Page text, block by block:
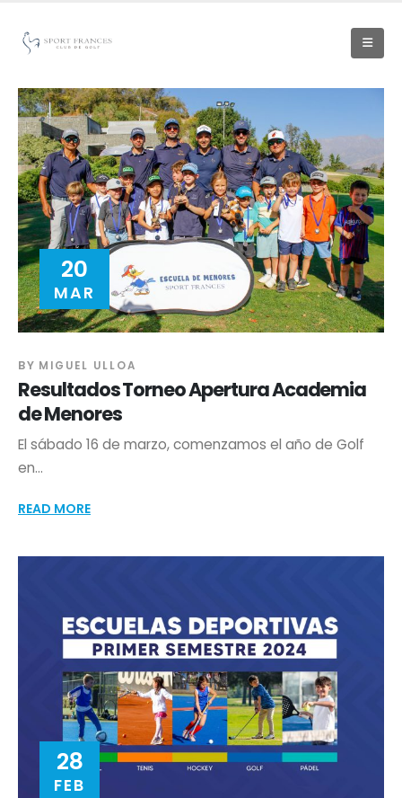
20
MAR
BY MIGUEL ULLOA
Resultados Torneo Apertura Academia
de Menores
El sábado 16 de marzo, comenzamos el año de Golf
en...
READ MORE
28
FEB